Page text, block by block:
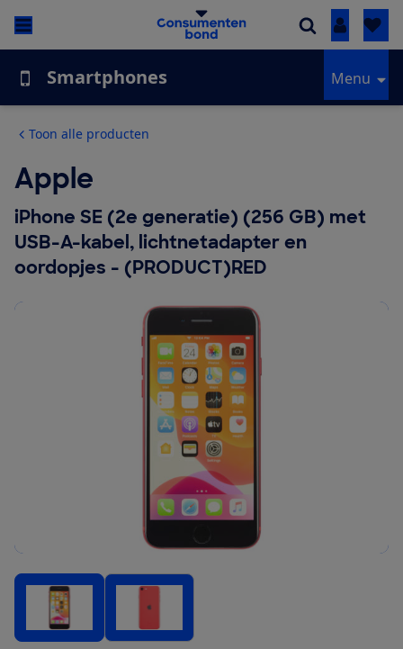
Inloggen
Smartphones Menu
Toon alle producten
Apple
iPhone SE (2e generatie) (256 GB) met
USB-A-kabel, lichtnetadapter en
oordopjes - (PRODUCT)RED